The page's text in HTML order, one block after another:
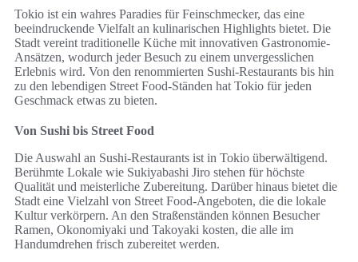
Tokio ist ein wahres Paradies für Feinschmecker, das eine
beeindruckende Vielfalt an kulinarischen Highlights bietet. Die
Stadt vereint traditionelle Küche mit innovativen Gastronomie-
Ansätzen, wodurch jeder Besuch zu einem unvergesslichen
Erlebnis wird. Von den renommierten Sushi-Restaurants bis hin
zu den lebendigen Street Food-Ständen hat Tokio für jeden
Geschmack etwas zu bieten.
Von Sushi bis Street Food
Die Auswahl an Sushi-Restaurants ist in Tokio überwältigend.
Berühmte Lokale wie Sukiyabashi Jiro stehen für höchste
Qualität und meisterliche Zubereitung. Darüber hinaus bietet die
Stadt eine Vielzahl von Street Food-Angeboten, die die lokale
Kultur verkörpern. An den Straßenständen können Besucher
Ramen, Okonomiyaki und Takoyaki kosten, die alle im
Handumdrehen frisch zubereitet werden.